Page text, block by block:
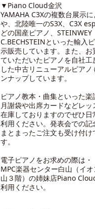
▼Piano Cloud金沢
YAMAHA C3Xの複数台展示
や、北陸唯一のS3X、C3X
どの国産ピアノ、STEINWEY
C.BECHSTEINといった輸入
示販売しています。また、お
ていただいたピアノを自社工
した中古リニューアルピアノ
ンナップしています。
ピアノ教本・曲集といった楽
月謝袋や出席カードなどレッ
在庫しておりますのでぜひ日
利用ください。発表会での記
まとまったご注文も受け付け
す。
電子ピアノをお求めの際は・
MPC楽器センター白山（イ
山３階）の姉妹店Piano
利用ください。